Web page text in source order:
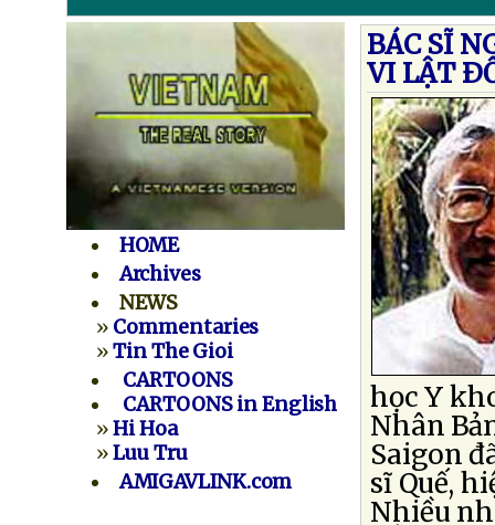
HOME
Archives
NEWS
» Commentaries
»Tin The Gioi
CARTOONS
CARTOONS in English
»Hi Hoa
»Luu Tru
AMIGAVLINK.com
BÁC SĨ
VI LẬT
học Y
Nhân
Saigon
sĩ Quế,
Nhiều